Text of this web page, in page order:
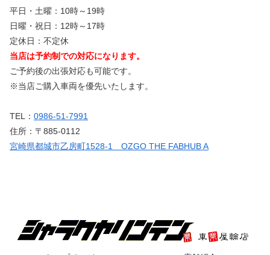
平日・土曜：10時～19時
日曜・祝日：12時～17時
定休日：不定休
当店は予約制での対応になります。
ご予約後の出張対応も可能です。
※当店ご購入車両を優先いたします。
TEL： 0986-51-7991
住所：〒885-0112
宮崎県都城市乙房町1528-1 OZGO THE FABHUB A